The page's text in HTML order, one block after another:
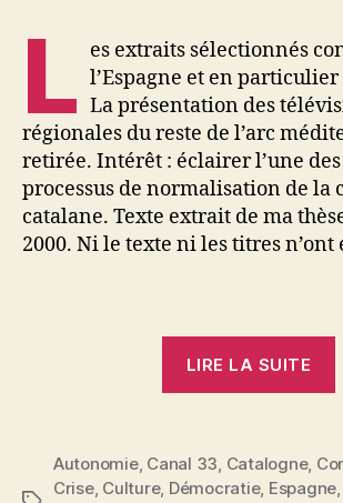
L es extraits sélectionnés
l’Espagne et en
La présentation des
régionales du reste de l’arc
retirée. Intérêt : éclairer l’une
processus de normalisation de la
catalane. Texte extrait de ma
2000. Ni le texte ni les titres n’ont
LIRE LA SUITE
:
Autonomie, Canal 33 Catalogne,
Crise, Culture, Démocratie, Espagne